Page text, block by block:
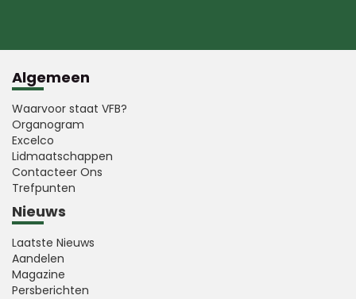
Algemeen
Waarvoor staat VFB?
Organogram
Excelco
Lidmaatschappen
Contacteer Ons
Trefpunten
Nieuws
Laatste Nieuws
Aandelen
Magazine
Persberichten